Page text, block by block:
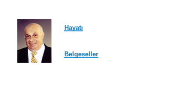
Hayatı
Belgeseller